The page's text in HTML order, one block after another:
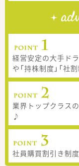
経営安定の大手ドラ
や「持株制度」「社
業界トップクラス
♪
社員購買割引き制